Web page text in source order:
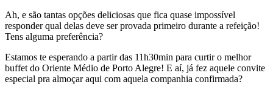
Ah, e são tantas opções deliciosas que fica quase impossível
responder qual delas deve ser provada primeiro durante a refeição!
Tens alguma preferência?
Estamos te esperando a partir das 11h30min para curtir o melhor
buffet do Oriente Médio de Porto Alegre! E aí, já fez aquele convite
especial pra almoçar aqui com aquela companhia confirmada?